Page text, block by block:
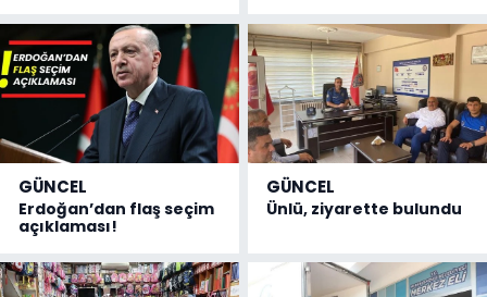
GÜNCEL
Erdoğan’dan flaş seçim
açıklaması!
GÜNCEL
Ünlü, ziyarette bulundu